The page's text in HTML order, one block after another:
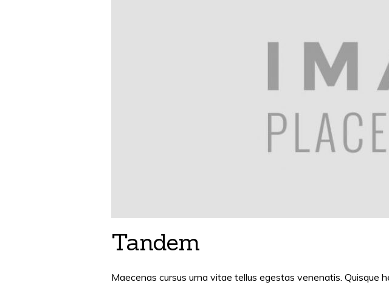
Tandem
Maecenas cursus urna vitae tellus egestas venenatis. Quisque